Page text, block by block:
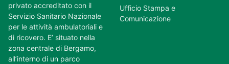
privato accreditato con il
Servizio Sanitario Nazionale
per le attività ambulatoriali e
di ricovero. E’ situato nella
zona centrale di Bergamo,
all’interno di un parco
Ufficio Stampa e
Comunicazione